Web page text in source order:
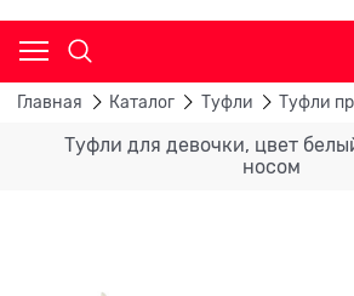
Главная Каталог Туфли Туфли
Туфли для девочки, цвет
носом